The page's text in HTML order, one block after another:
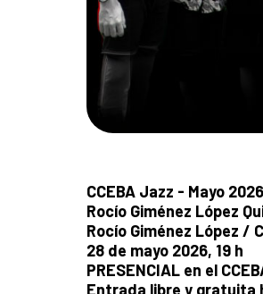
CCEBA Jazz - Mayo 2026
Rocío Giménez López
Rocío Giménez López /
28 de mayo 2026, 19 h
PRESENCIAL en el
Entrada libre y